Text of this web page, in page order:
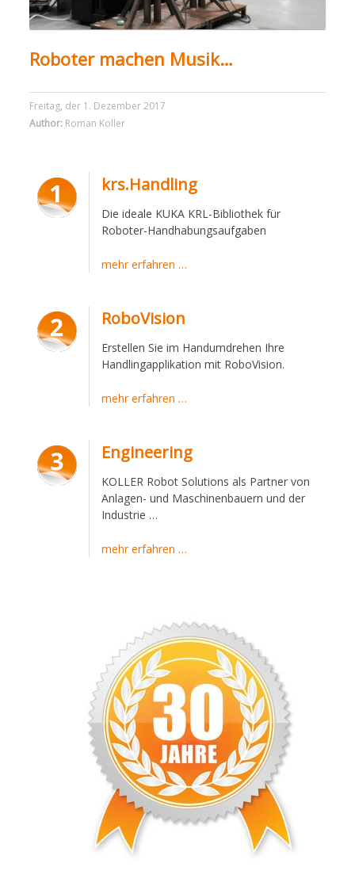
Roboter machen Musik…
Freitag, der 1. Dezember 2017
Author: Roman Koller
krs.Handling
Die ideale KUKA KRL-Bibliothek für
Roboter-Handhabungsaufgaben
mehr erfahren …
RoboVision
Erstellen Sie im Handumdrehen Ihre
Handlingapplikation mit RoboVision.
mehr erfahren …
Engineering
KOLLER Robot Solutions als Partner von
Anlagen- und Maschinenbauern und der
Industrie …
mehr erfahren …